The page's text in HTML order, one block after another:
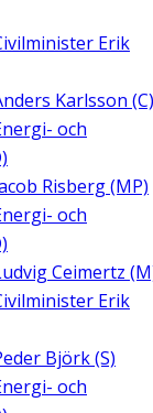
Erik
Karlsson (C)
och
Risberg (MP)
och
Ceimertz
Erik
Björk (S)
och